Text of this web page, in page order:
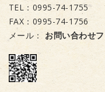
TEL：0995-74-1755
FAX：0995-74-1756
メール： お問い合わせ